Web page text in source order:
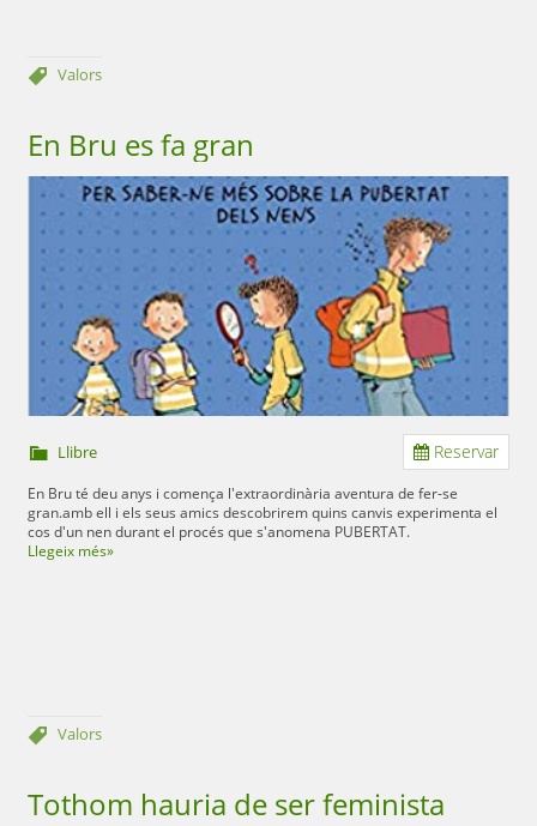
Valors
En Bru es fa gran
Reservar
Llibre
En Bru té deu anys i comença l'extraordinària aventura de fer-se
gran.amb ell i els seus amics descobrirem quins canvis experimenta el
cos d'un nen durant el procés que s'anomena PUBERTAT.
Llegeix més»
Valors
Tothom hauria de ser feminista